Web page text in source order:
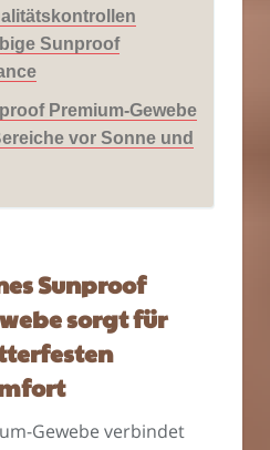
Sunproof
Premium-Gewebe
vor Sonne und
Sunproof
sorgt für
Gewebe verbindet